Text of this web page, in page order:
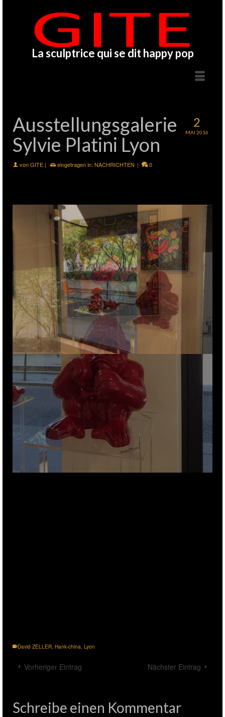
La sculptrice qui se dit happy pop
2
MAI 2016
Ausstellungsgalerie
Sylvie Platini Lyon
vonGITE | eingetragen in: NACHRICHTEN | 0
David ZELLER, Hank-china, Lyon
Vorheriger Eintrag Nächster Eintrag
Schreibe einen Kommentar